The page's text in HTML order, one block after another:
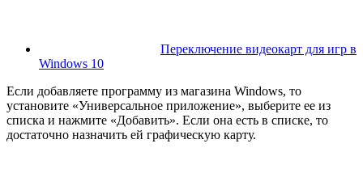
Переключение видеокарт для игр в
Windows 10
Если добавляете программу из магазина Windows, то
установите «Универсальное приложение», выберите ее из
списка и нажмите «Добавить». Если она есть в списке, то
достаточно назначить ей графическую карту.